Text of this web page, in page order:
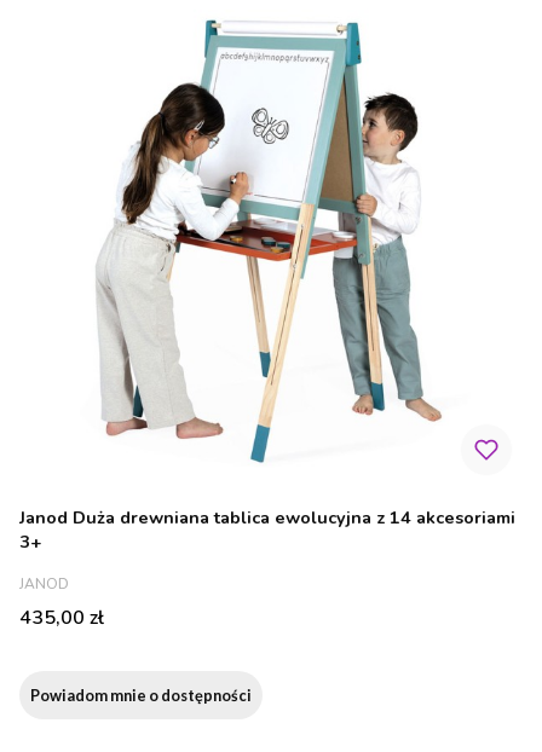
Janod Duża drewniana tablica ewolucyjna z 14 akcesoriami
3+
PRODUCENT
JANOD
Cena
435,00 zł
Powiadom mnie o dostępności